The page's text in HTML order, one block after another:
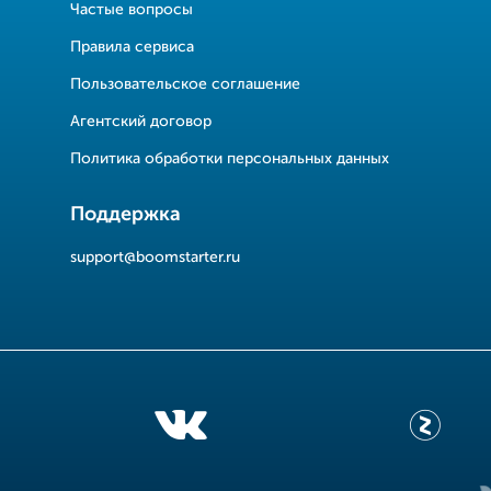
Частые вопросы
Правила сервиса
Пользовательское соглашение
Агентский договор
Политика обработки персональных данных
Поддержка
support@boomstarter.ru